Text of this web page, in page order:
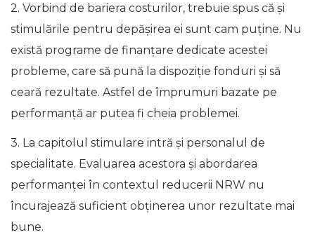
2. Vorbind de bariera costurilor, trebuie spus că și
stimulările pentru depășirea ei sunt cam puține. Nu
există programe de finanțare dedicate acestei
probleme, care să pună la dispoziție fonduri și să
ceară rezultate. Astfel de împrumuri bazate pe
performanță ar putea fi cheia problemei.
3. La capitolul stimulare intră și personalul de
specialitate. Evaluarea acestora și abordarea
performanței în contextul reducerii NRW nu
încurajează suficient obținerea unor rezultate mai
bune.